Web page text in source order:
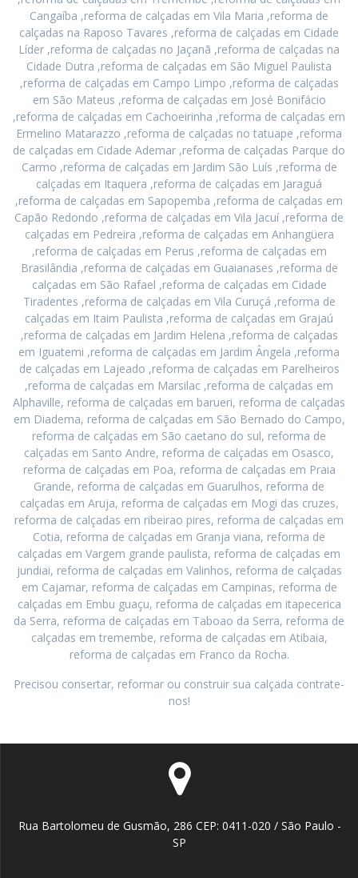
Cangaíba ,reforma de calçadas em Vila Maria ,reforma de
calçadas na Raposo Tavares ,reforma de calçadas em Cidade
Líder ,reforma de calçadas no Jaçanã ,reforma de calçadas na
Cidade Dutra ,reforma de calçadas em São Miguel Paulista
,reforma de calçadas em Campo Limpo ,reforma de calçadas
em São Mateus ,reforma de calçadas em José Bonifácio
,reforma de calçadas em Cachoeirinha ,reforma de calçadas em
Ermelino Matarazzo ,reforma de calçadas no tatuape ,reforma
de calçadas em Cidade Ademar ,reforma de calçadas Parque do
Carmo ,reforma de calçadas em Jardim São Luís ,reforma de
calçadas em Itaquera ,reforma de calçadas em Jaraguá
,reforma de calçadas em Sapopemba ,reforma de calçadas em
Capão Redondo ,reforma de calçadas em Vila Jacuí ,reforma de
calçadas em Pedreira ,reforma de calçadas em Anhangüera
,reforma de calçadas em Perus ,reforma de calçadas em
Brasilândia ,reforma de calçadas em Guaianases ,reforma de
calçadas em São Rafael ,reforma de calçadas em Cidade
Tiradentes ,reforma de calçadas em Vila Curuçá ,reforma de
calçadas em Itaim Paulista ,reforma de calçadas em Grajaú
,reforma de calçadas em Jardim Helena ,reforma de calçadas
em Iguatemi ,reforma de calçadas em Jardim Ângela ,reforma
de calçadas em Lajeado ,reforma de calçadas em Parelheiros
,reforma de calçadas em Marsilac ,reforma de calçadas em
Alphaville, reforma de calçadas em barueri, reforma de calçadas
em Diadema, reforma de calçadas em São Bernado do Campo,
reforma de calçadas em São caetano do sul, reforma de
calçadas em Santo Andre, reforma de calçadas em Osasco,
reforma de calçadas em Poa, reforma de calçadas em Praia
Grande, reforma de calçadas em Guarulhos, reforma de
calçadas em Aruja, reforma de calçadas em Mogi das cruzes,
reforma de calçadas em ribeirao pires, reforma de calçadas em
Cotia, reforma de calçadas em Granja viana, reforma de
calçadas em Vargem grande paulista, reforma de calçadas em
jundiai, reforma de calçadas em Valinhos, reforma de calçadas
em Cajamar, reforma de calçadas em Campinas, reforma de
calçadas em Embu guaçu, reforma de calçadas em itapecerica
da Serra, reforma de calçadas em Taboao da Serra, reforma de
calçadas em tremembe, reforma de calçadas em Atibaia,
reforma de calçadas em Franco da Rocha.
Precisou consertar, reformar ou construir sua calçada contrate-
nos!
Rua Bartolomeu de Gusmão, 286 CEP: 0411-020 / São Paulo -
SP